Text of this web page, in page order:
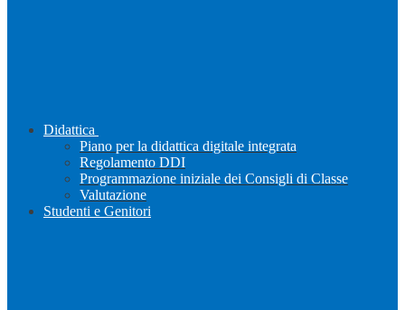
Didattica
Piano per la didattica digitale integrata
Regolamento DDI
Programmazione iniziale dei Consigli di Classe
Valutazione
Studenti e Genitori